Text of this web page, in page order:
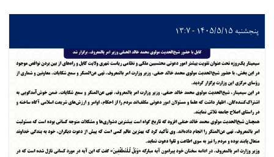
پنجشنبه ۱۴۰۵/۵/۱۵ - ۱۳:۷